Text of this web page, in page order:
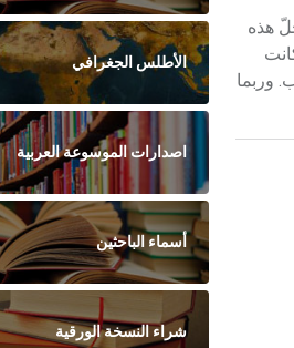
هذه
وربما
الأطلس الجغرافي
اصدارات الموسوعة العربية
أسماء الباحثين
شراء النسخة الورقية